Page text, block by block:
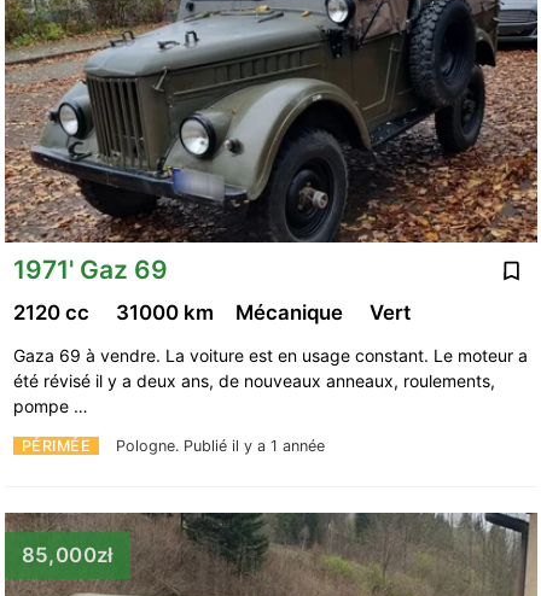
1971' Gaz 69
PÉRIMÉE Pologne. Publié il y a 1 année
2120 cc 31000 km Mécanique Vert
Gaza 69 à vendre. La voiture est en usage constant. Le moteur a
été révisé il y a deux ans, de nouveaux anneaux, roulements,
pompe …
85,000zł